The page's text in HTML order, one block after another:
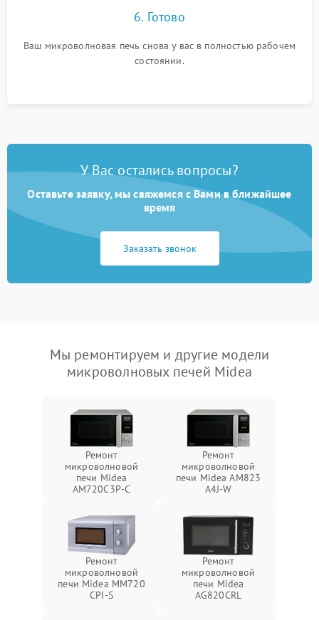
6. Готово
Ваш микроволновая печь снова у вас в полностью рабочем
состоянии.
У Вас остались вопросы?
Оставьте заявку, мы свяжемся с Вами в ближайшее
время
Заказать звонок
Мы ремонтируем и другие модели
микроволновых печей Midea
Ремонт
микроволновой
печи Midea
AM720C3P-C
Ремонт
микроволновой
печи Midea AM823
A4J-W
Ремонт
микроволновой
печи Midea MM720
CPI-S
Ремонт
микроволновой
печи Midea
AG820CRL